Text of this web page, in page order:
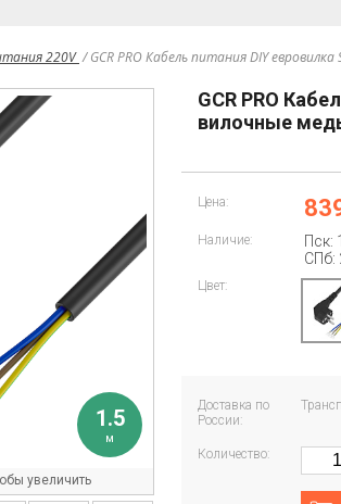
220V / GCR PRO Кабель питания DIY
1.5
м
увеличить
GCR PRO
вилочные
Цена:
Наличие:
Пск:
СПб:
Цвет:
Доставка по
России:
Количество: